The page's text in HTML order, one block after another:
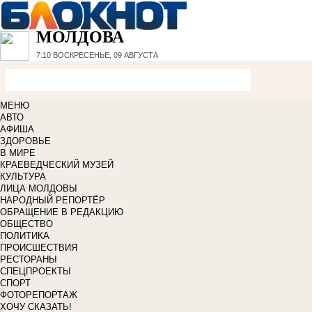
МОЛДОВА
7:10 ВОСКРЕСЕНЬЕ, 09 АВГУСТА
МЕНЮ
АВТО
АФИША
ЗДОРОВЬЕ
В МИРЕ
КРАЕВЕДЧЕСКИЙ МУЗЕЙ
КУЛЬТУРА
ЛИЦА МОЛДОВЫ
НАРОДНЫЙ РЕПОРТЁР
ОБРАЩЕНИЕ В РЕДАКЦИЮ
ОБЩЕСТВО
ПОЛИТИКА
ПРОИСШЕСТВИЯ
РЕСТОРАНЫ
СПЕЦПРОЕКТЫ
СПОРТ
ФОТОРЕПОРТАЖ
ХОЧУ СКАЗАТЬ!